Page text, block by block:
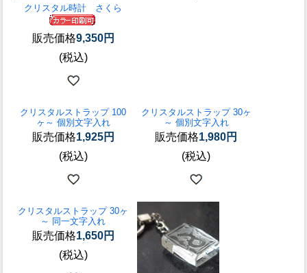
クリスタル時計 さくら
販売価格9,350円
(税込)
クリスタルストラップ 100
ヶ～ 個別文字入れ
販売価格1,925円
(税込)
クリスタルストラップ 30ヶ
～ 個別文字入れ
販売価格1,980円
(税込)
クリスタルストラップ 30ヶ
～ 同一文字入れ
販売価格1,650円
(税込)